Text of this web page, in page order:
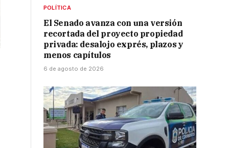
POLÍTICA
El Senado avanza con una versión
recortada del proyecto propiedad
privada: desalojo exprés, plazos y
menos capítulos
6 de agosto de 2026